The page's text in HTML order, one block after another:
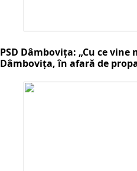
PSD Dâmbovița: „Cu ce
Dâmbovița, în afară de